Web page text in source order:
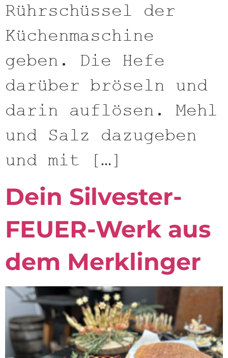
Rührschüssel der
Küchenmaschine
geben. Die Hefe
darüber bröseln und
darin auflösen. Mehl
und Salz dazugeben
und mit […]
Dein Silvester-
FEUER-Werk aus
dem Merklinger